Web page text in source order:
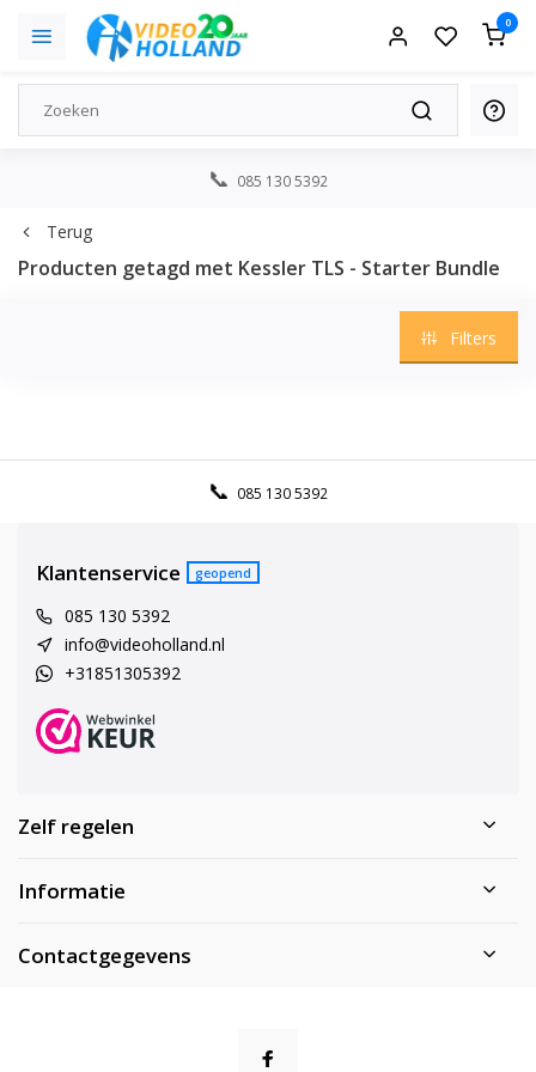
0
085 130 5392
Terug
Producten getagd met Kessler TLS - Starter Bundle
Filters
085 130 5392
Klantenservice geopend
085 130 5392
info@videoholland.nl
+31851305392
Zelf regelen
Informatie
Contactgegevens